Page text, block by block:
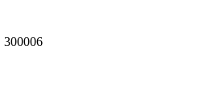
300006